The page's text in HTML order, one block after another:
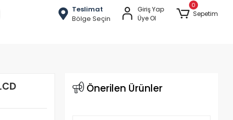
Teslimat
Bölge Seçin
Giriş Yap
Üye Ol
0
Sepetim
Önerilen Ürünler